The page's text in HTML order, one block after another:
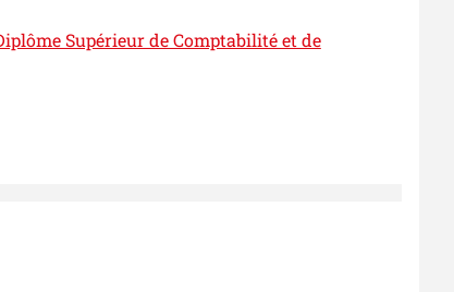
Supérieur de Comptabilité et de